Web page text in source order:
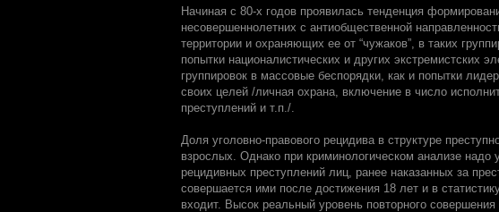
Начиная с 80-х годов проявилась тенденция
несовершеннолетних с антиобщественной
территории и охраняющих ее от “чужаков”, в таких
попытки националистических и других экстремистских
группировок в массовые беспорядки, как и попытки
своих целей /личная охрана, включение в число
преступлений и т.п./.
Доля уголовно-правового рецидива в структуре
взрослых. Однако при криминологическом анализе надо
рецидивных преступлений лиц, ранее наказанных за
совершается ими после достижения 18 лет и в
входит. Высок реальный уровень повторного